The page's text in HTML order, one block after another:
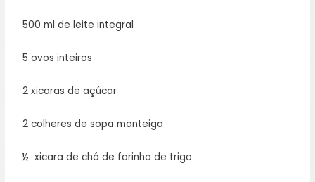
500 ml de leite integral
5 ovos inteiros
2 xicaras de açúcar
2 colheres de sopa manteiga
½ xicara de chá de farinha de trigo